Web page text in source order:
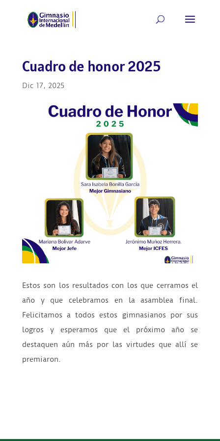
Cuadro de honor 2025
Dic 17, 2025
Estos son los resultados con los que cerramos el
año y que celebramos en la asamblea final.
Felicitamos a todos estos gimnasianos por sus
logros y esperamos que el próximo año se
destaquen aún más por las virtudes que allí se
premiaron.